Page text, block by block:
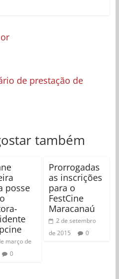
de prestação de
também
posse
março de
0
Prorrogadas
as inscrições
para o
FestCine
Maracanaú
2 de setembro
de 2015
0